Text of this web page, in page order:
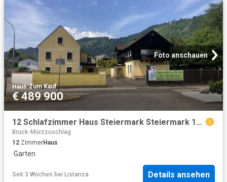
Foto anschauen
Haus·Zum Kauf
€ 489 900
12 Schlafzimmer Haus Steiermark Steiermark 103882257
Bruck-Mürzzuschlag
12 ZimmerHaus
·Garten
Seit 3 Wochen bei Listanza Details ansehen